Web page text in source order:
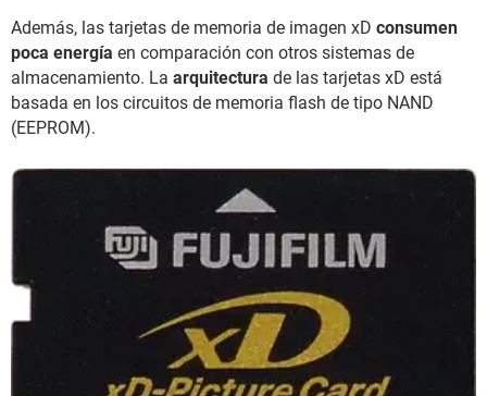
Además, las tarjetas de memoria de imagen xD consumen
poca energía en comparación con otros sistemas de
almacenamiento. La arquitectura de las tarjetas xD está
basada en los circuitos de memoria flash de tipo NAND
(EEPROM).